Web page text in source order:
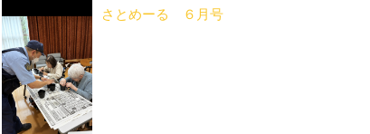
さとめーる ６月号